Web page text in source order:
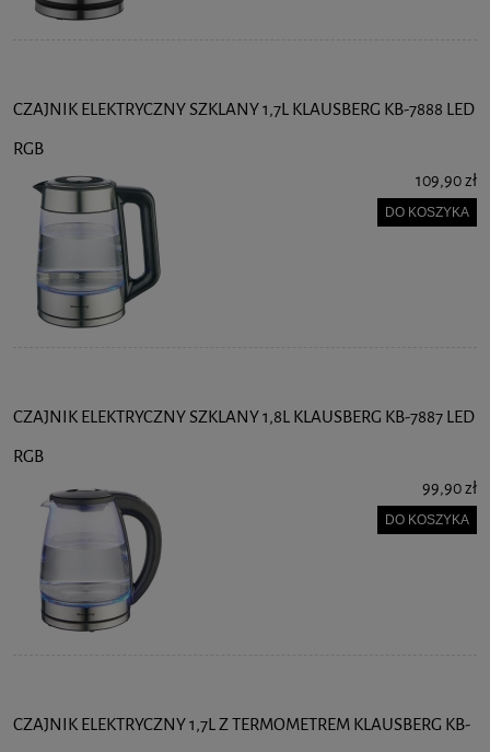
CZAJNIK ELEKTRYCZNY SZKLANY 1,7L KLAUSBERG KB-7888 LED
RGB
109,90 zł
DO KOSZYKA
CZAJNIK ELEKTRYCZNY SZKLANY 1,8L KLAUSBERG KB-7887 LED
RGB
99,90 zł
DO KOSZYKA
CZAJNIK ELEKTRYCZNY 1,7L Z TERMOMETREM KLAUSBERG KB-